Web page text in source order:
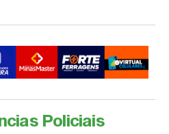
Policiais